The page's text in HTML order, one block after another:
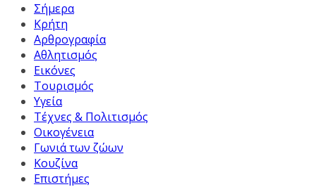
Σήμερα
Κρήτη
Αρθρογραφία
Αθλητισμός
Εικόνες
Τουρισμός
Υγεία
Τέχνες & Πολιτισμός
Οικογένεια
Γωνιά των ζώων
Κουζίνα
Επιστήμες